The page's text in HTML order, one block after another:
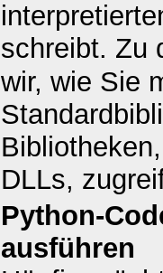
schreibt. Zu
wir, wie Sie
DLLs,
Python-
ausführen